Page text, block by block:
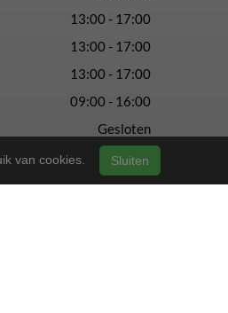
13:00 - 17:00
13:00 - 17:00
13:00 - 17:00
09:00 - 16:00
Gesloten
van cookies. Sluiten